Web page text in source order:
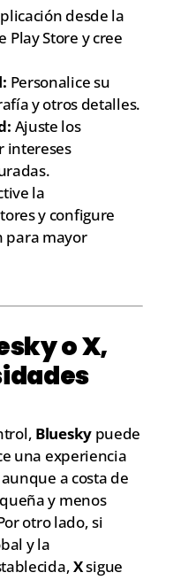
desde la
Play Store y cree
Personalice su
y otros detalles.
Ajuste los
intereses
la
y configure
para mayor
o X,
Blueskypuede
una experiencia
a costa de
y menos
otro lado, si
y la
Xsigue